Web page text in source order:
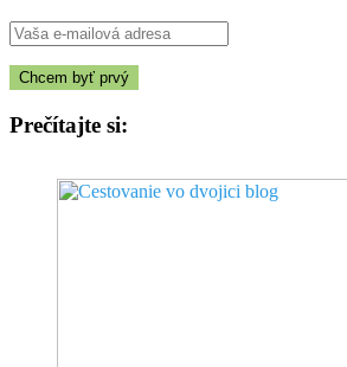
Prečítajte si: